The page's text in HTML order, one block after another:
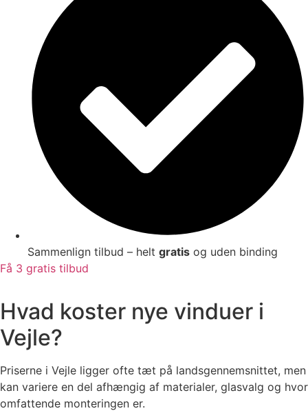
Sammenlign tilbud – helt gratis og uden binding
Få 3 gratis tilbud
Hvad koster nye vinduer i
Vejle?
Priserne i Vejle ligger ofte tæt på landsgennemsnittet, men
kan variere en del afhængig af materialer, glasvalg og hvor
omfattende monteringen er.